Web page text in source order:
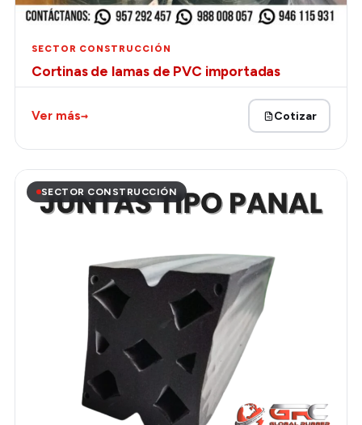
SECTOR CONSTRUCCIÓN
Cortinas de lamas de PVC importadas
Ver más→ Cotizar
SECTOR CONSTRUCCIÓN